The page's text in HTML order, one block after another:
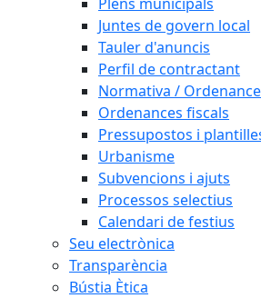
Juntes de govern local
Tauler d'anuncis
Perfil de contractant
Normativa /
Ordenances fiscals
Pressupostos i
Urbanisme
Subvencions i ajuts
Processos selectius
Calendari de festius
Seu electrònica
Transparència
Bústia Ètica